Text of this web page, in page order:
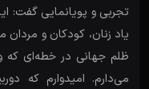
تجربی و پویانمایی گفت:
یاد زنان، کودکان و مردان
ظلم جهانی در خطه‌ای که
می‌دارم. امیدوارم که